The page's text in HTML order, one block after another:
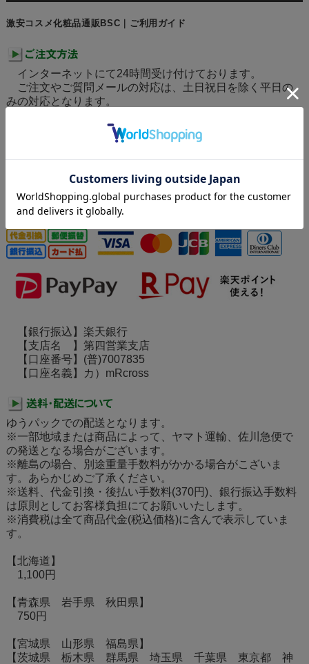
激安コスメ化粧品通販BSC｜ご利用ガイド
インターネットにて24時間受け付けております。
ご注文やご質問メールの対応は、土日祝日を除く平日の
みの対応となります。
※クレジットカード・後払いは審査があり、決済不可とな
った場合は別途ご連絡いたします。
なお、審査不可によるキャンセルはキャンセル料がかかり
【銀行振込】楽天銀行
【支店名 】第四営業支店
【口座番号】(普)7007835
【口座名義】カ）mRcross
ゆうパックでの配送となります。
※一部地域または商品によって、ヤマト運輸、佐川急便で
の発送となる場合がございます。
※離島の場合、別途重量手数料がかかる場合がこざいま
す。あらかじめご了承ください。
※送料、代金引換・後払い手数料(370円)、銀行振込手数料
は原則としてお客様負担にてお願いいたします。
※消費税は全て商品代金(税込価格)に含んで表示していま
す。
【北海道】
1,100円
【青森県 岩手県 秋田県】
750円
【宮城県 山形県 福島県】
【茨城県 栃木県 群馬県 埼玉県 千葉県 東京都 神